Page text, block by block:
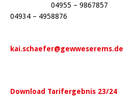
04955 –
04934 – 4958876
kai.schaefer@gewweserems.de
Download Tarifergebnis 23/24